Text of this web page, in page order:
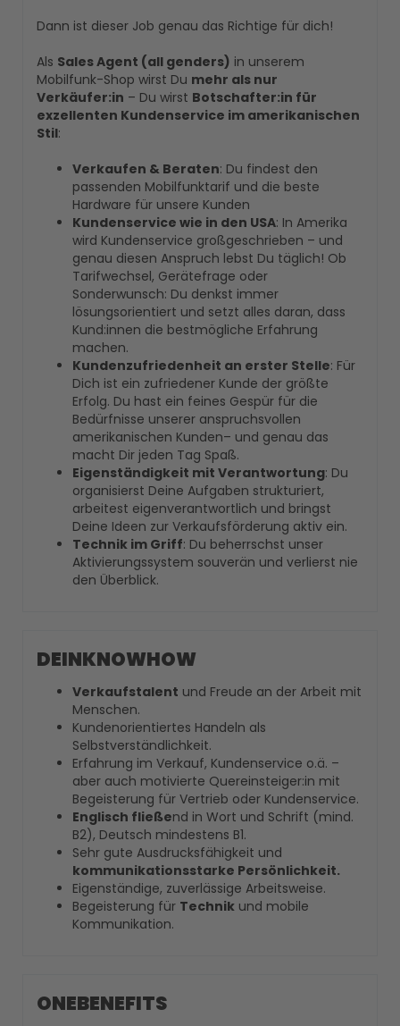
Dann ist dieser Job genau das Richtige für dich!
Als Sales Agent (all genders) in unserem
Mobilfunk-Shop wirst Du mehr als nur
Verkäufer:in – Du wirst Botschafter:in für
exzellenten Kundenservice im amerikanischen
Stil:
Verkaufen & Beraten: Du findest den
passenden Mobilfunktarif und die beste
Hardware für unsere Kunden
Kundenservice wie in den USA: In Amerika
wird Kundenservice großgeschrieben – und
genau diesen Anspruch lebst Du täglich! Ob
Tarifwechsel, Gerätefrage oder
Sonderwunsch: Du denkst immer
lösungsorientiert und setzt alles daran, dass
Kund:innen die bestmögliche Erfahrung
machen.
Kundenzufriedenheit an erster Stelle: Für
Dich ist ein zufriedener Kunde der größte
Erfolg. Du hast ein feines Gespür für die
Bedürfnisse unserer anspruchsvollen
amerikanischen Kunden– und genau das
macht Dir jeden Tag Spaß.
Eigenständigkeit mit Verantwortung: Du
organisierst Deine Aufgaben strukturiert,
arbeitest eigenverantwortlich und bringst
Deine Ideen zur Verkaufsförderung aktiv ein.
Technik im Griff: Du beherrschst unser
Aktivierungssystem souverän und verlierst nie
den Überblick.
DEINKNOWHOW
Verkaufstalent und Freude an der Arbeit mit
Menschen.
Kundenorientiertes Handeln als
Selbstverständlichkeit.
Erfahrung im Verkauf, Kundenservice o.ä. –
aber auch motivierte Quereinsteiger:in mit
Begeisterung für Vertrieb oder Kundenservice.
Englisch fließend in Wort und Schrift (mind.
B2), Deutsch mindestens B1.
Sehr gute Ausdrucksfähigkeit und
kommunikationsstarke Persönlichkeit.
Eigenständige, zuverlässige Arbeitsweise.
Begeisterung für Technik und mobile
Kommunikation.
ONEBENEFITS